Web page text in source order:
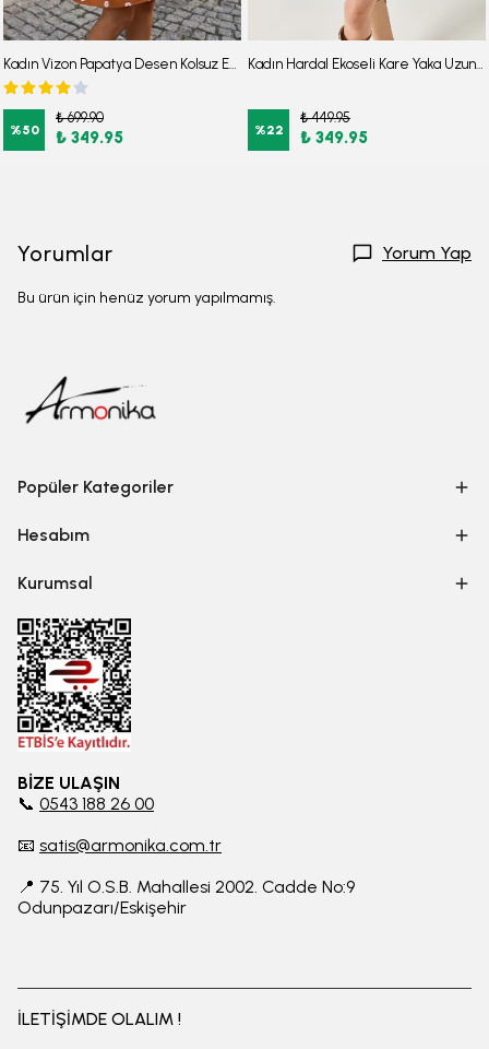
Kadın Vizon Papatya Desen Kolsuz Eteği Fırfırlı Elbise ARM-22Y001123
%50
₺ 699.90
₺ 349.95
Kadın Hardal Ekoseli Kare Yaka Uzun Kol Elbise ARM-22Y001182
%22
₺ 449.95
₺ 349.95
Yorumlar Yorum Yap
Bu ürün için henüz yorum yapılmamış.
Popüler Kategoriler
Hesabım
Kurumsal
BİZE ULAŞIN
📞 0543 188 26 00
📧 satis@armonika.com.tr
📍 75. Yıl O.S.B. Mahallesi 2002. Cadde No:9
Odunpazarı/Eskişehir
İLETİŞİMDE OLALIM !